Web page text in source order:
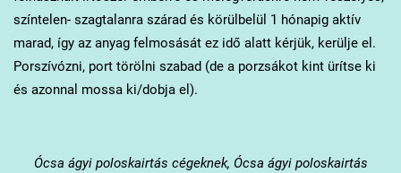
színtelen- szagtalanra szárad és körülbelül 1 hónapig aktív
marad, így az anyag felmosását ez idő alatt kérjük, kerülje el.
Porszívózni, port törölni szabad (de a porzsákot kint ürítse ki
és azonnal mossa ki/dobja el).
Ócsa ágyi poloskairtás cégeknek, Ócsa ágyi poloskairtás